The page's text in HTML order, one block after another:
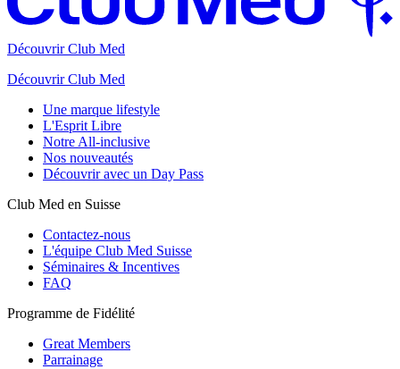
Découvrir Club Med
Découvrir Club Med
Une marque lifestyle
L'Esprit Libre
Notre All-inclusive
Nos nouveautés
Découvrir avec un Day Pass
Club Med en Suisse
Contactez-nous
L'équipe Club Med Suisse
Séminaires & Incentives
FAQ
Programme de Fidélité
Great Members
Parrainage